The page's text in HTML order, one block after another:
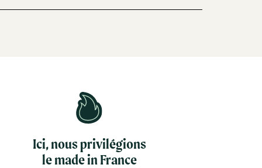
Ici, nous privilégions
le made in France